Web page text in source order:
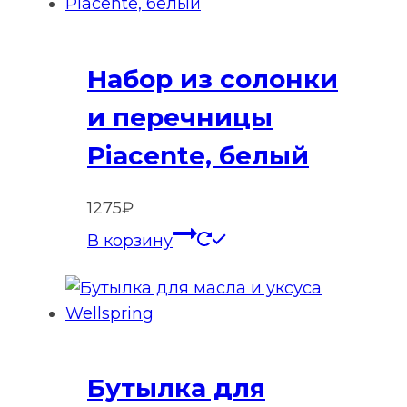
Набор из солонки
и перечницы
Piacente, белый
1275₽
В корзину
Бутылка для